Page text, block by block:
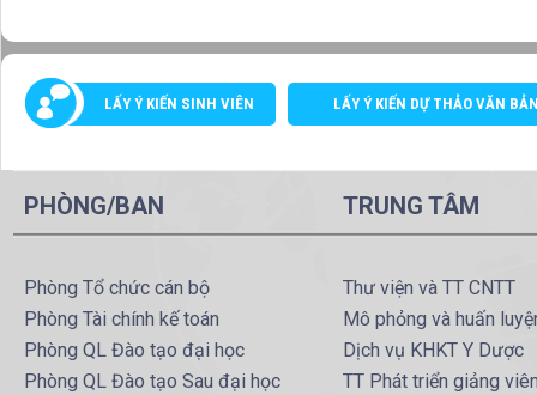
LẤY Ý KIẾN SINH VIÊN LẤY Ý KIẾN DỰ THẢO VĂN
PHÒNG/BAN
Phòng Tổ chức cán bộ
Phòng Tài chính kế toán
Phòng QL Đào tạo đại học
Phòng QL Đào tạo Sau đại học
TRUNG TÂM
Thư viện và TT CNTT
Mô phỏng và huấn
Dịch vụ KHKT Y Dược
TT Phát triển giảng